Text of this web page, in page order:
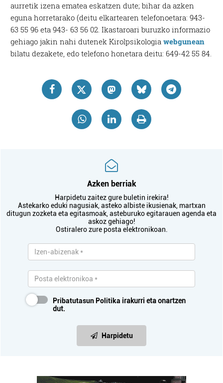
aurretik izena ematea eskatzen dute; bihar da azken
eguna horretarako (deitu elkartearen telefonoetara: 943-
63 55 96 eta 943- 63 56 02. Ikastaroari buruzko informazio
gehiago jakin nahi dutenek Kirolpsikologiawebgunean
bilatu dezakete, edo telefono honetara deitu: 649-42 55 84.
Azken berriak
Harpidetu zaitez gure buletin irekira!
Astekarko eduki nagusiak, asteko albiste ikusienak, martxan
ditugun zozketa eta egitasmoak, asteburuko egitarauen agenda eta
askoz gehiago!
Ostiralero zure posta elektronikoan.
Pribatutasun Politika irakurri eta onartzen
dut.
Harpidetu